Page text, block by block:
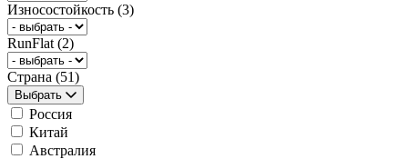
Износостойкость (3)
RunFlat (2)
Страна (51)
Выбрать
Россия
Китай
Австралия